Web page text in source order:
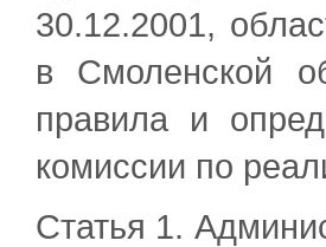
30.12.2001,
в Смоленской
правила и
комиссии по
Статья 1.